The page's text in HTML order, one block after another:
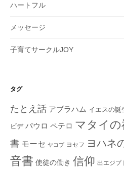
ハートフル
メッセージ
子育てサークルJOY
タグ
たとえ話 アブラハム イエスの誕
ビデ パウロ ペテロ マタイの
書 モーセ ヤコブ ヨセフ ヨハネ
音書 使徒の働き 信仰 出エジプ